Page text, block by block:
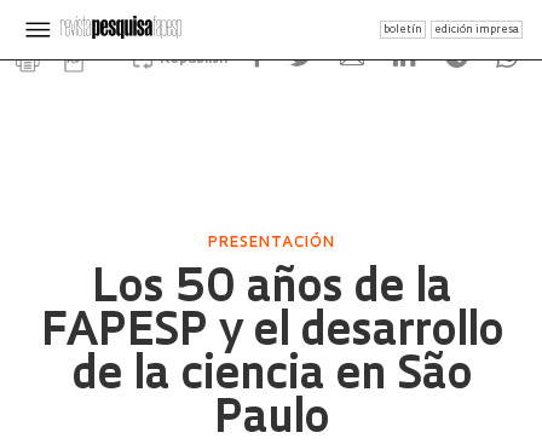
boletín edición impresa
Republish
PRESENTACIÓN
Los 50 años de la
FAPESP y el desarrollo
de la ciencia en São
Paulo